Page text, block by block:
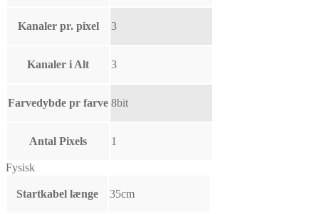
Kanaler pr. pixel 3
Kanaler i Alt 3
Farvedybde pr farve 8bit
Antal Pixels 1
Fysisk
Startkabel længe 35cm